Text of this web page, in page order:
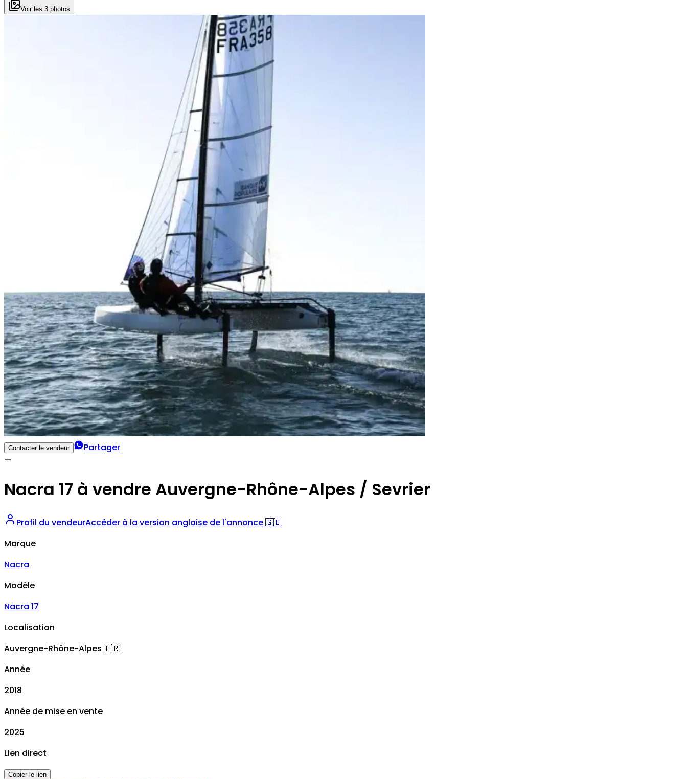
Voir les 3 photos
Contacter le vendeur
Partager
—
Nacra 17 à vendre Auvergne-Rhône-Alpes / Sevrier
Profil du vendeurAccéder à la version anglaise de l'annonce 🇬🇧
Marque
Nacra
Modèle
Nacra 17
Localisation
Auvergne-Rhône-Alpes 🇫🇷
Année
2018
Année de mise en vente
2025
Lien direct
Copier le lien